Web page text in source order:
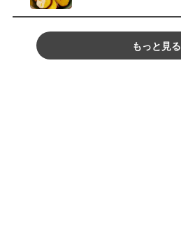
もっと見る